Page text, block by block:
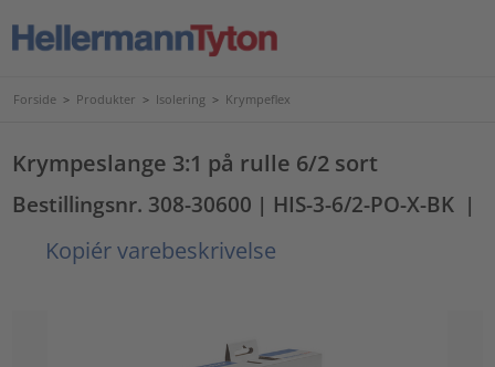
Forside > Produkter > Isolering > Krympeflex
Krympeslange 3:1 på rulle 6/2 sort
Bestillingsnr. 308-30600 | HIS-3-6/2-PO-X-BK |
Kopiér varebeskrivelse